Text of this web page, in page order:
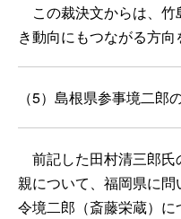
この裁決文からは、竹
き動向にもつながる方向
（5）島根県参事境二
前記した田村清三郎氏
親について、福岡県に
令境二郎（斎藤栄蔵）